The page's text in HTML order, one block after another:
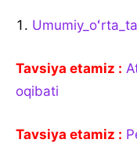
Tavsiya etamiz :
oqibati
Tavsiya etamiz :